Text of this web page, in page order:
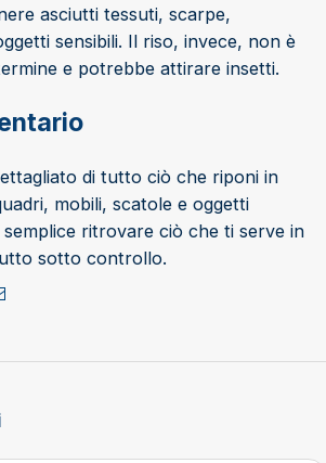
asciutti tessuti, scarpe,
sensibili. Il riso, invece, non è
e potrebbe attirare insetti.
di tutto ciò che riponi in
mobili, scatole e oggetti
ritrovare ciò che ti serve in
sotto controllo.
Twitter
su Pinterest
come e-mail